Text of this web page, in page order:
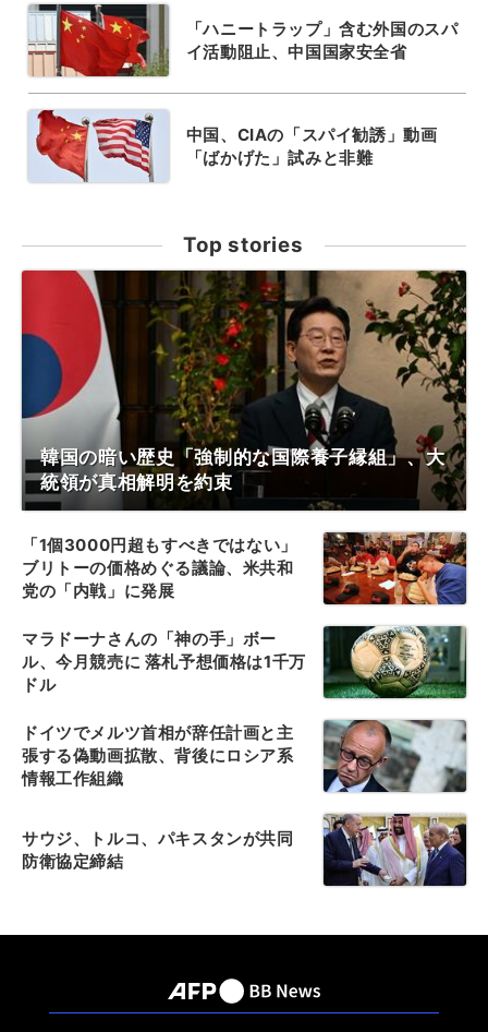
「ハニートラップ」含む外国のスパ
イ活動阻止、中国国家安全省
中国、CIAの「スパイ勧誘」動画
「ばかげた」試みと非難
Top stories
韓国の暗い歴史「強制的な国際養子縁組」、大
統領が真相解明を約束
「1個3000円超もすべきではない」
ブリトーの価格めぐる議論、米共和
党の「内戦」に発展
マラドーナさんの「神の手」ボー
ル、今月競売に 落札予想価格は1千万
ドル
ドイツでメルツ首相が辞任計画と主
張する偽動画拡散、背後にロシア系
情報工作組織
サウジ、トルコ、パキスタンが共同
防衛協定締結